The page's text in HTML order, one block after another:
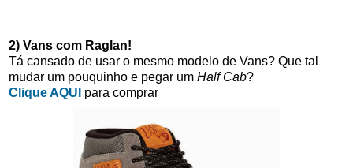
2) Vans com Raglan!
Tá cansado de usar o mesmo modelo de Vans? Que tal
mudar um pouquinho e pegar um Half Cab?
Clique AQUI para comprar